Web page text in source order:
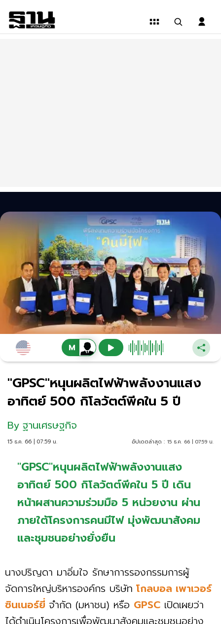
"GPSC"หนุนผลิตไฟฟ้าพลังงานแสง
อาทิตย์ 500 กิโลวัตต์พีคใน 5 ปี
By ฐานเศรษฐกิจ
15 ธ.ค. 66 | 07:59 น. อัปเดตล่าสุด : 15 ธ.ค. 66 | 07:59 น.
"GPSC"หนุนผลิตไฟฟ้าพลังงานแสง
อาทิตย์ 500 กิโลวัตต์พีคใน 5 ปี เดิน
หน้าผสานความร่วมมือ 5 หน่วยงาน ผ่าน
ภายใต้โครงการคนมีไฟ มุ่งพัฒนาสังคม
และชุมชนอย่างยั่งยืน
นางปริญดา มาอิ่มใจ รักษาการรองกรรมการผู้
จัดการใหญ่บริหารองค์กร บริษัท โกลบอล เพาเวอร์
ซินเนอร์ยี่ จำกัด (มหาชน) หรือ GPSC เปิดเผยว่า
ได้ดำเนินโครงการเพื่อพัฒนาสังคมและชุมชนอย่าง